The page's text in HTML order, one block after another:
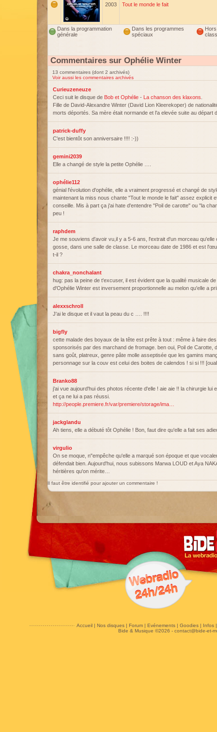
2003 Tout le monde le fait
Dans la programmation
générale
Dans les programmes
spéciaux
Hors
Commentaires sur Ophélie Winter
13 commentaires (dont 2 archivés)
Voir aussi les commentaires archivés
Curieuzeneuze
Ceci suit le disque de Bob et Ophélie - La chanson des klaxons
Fille de David-Alexandre Winter (David Lion Kleerekoper) de
morts déportés. Sa mère était normande et l'a elevée suite au départ
patrick-duffy
C'est bientôt son anniversaire !!!! :-))
gemini2039
Elle a changé de style la petite Ophélie ….
ophélie112
génial l'évolution d'ophélie, elle a vraiment progressé et changé de
maintenant la miss nous chante "Tout le monde le fait" assez explicit
conseille. Mis à part ça j'ai hate d'entendre "Poil de carotte" ou "la
peu !
raphdem
Je me souviens d'avoir vu,il y a 5-6 ans, l'extrait d'un morceau qu'elle
gosse, dans une salle de classe. Le morceau date de 1986 et est
t-il ?
chakra_nonchalant
hug: pas la peine de t'excuser, il est évident que la qualité musicale
d'Ophélie Winter est inversement proportionnelle au melon qu'elle a
alexxschroll
J'ai le disque et il vaut la peau du c …. !!!!
bigfly
cette malade des boyaux de la tête est prête à tout : même à faire
sponsorisés par des marchand de fromage. ben oui, Poil de Carotte,
sans goût, platreux, genre pâte molle asseptisée que les gamins
personnage sur la couv est celui des boites de calendos ! si si !!!
Branko88
j'ai vue aujourd'hui des photos récente d'elle ! aie aie !! la chirurgie lui
et ça ne lui a pas réussi.
http://people.premiere.fr/var/premiere/storage/ima…
jackglandu
Ah tiens, elle a débuté tôt Ophélie ! Bon, faut dire qu'elle a fait ses
virgulio
On se moque, n"empêche qu'elle a marqué son époque et que
défendait bien. Aujourd'hui, nous subissons Marwa LOUD et Aya
héritières qu'on mérite…
Il faut être identifié pour ajouter un commentaire !
Accueil| Nos disques| Forum| Evénements| Goodies| Infos
Bide & Musique ©2026 - contact@bide-et-